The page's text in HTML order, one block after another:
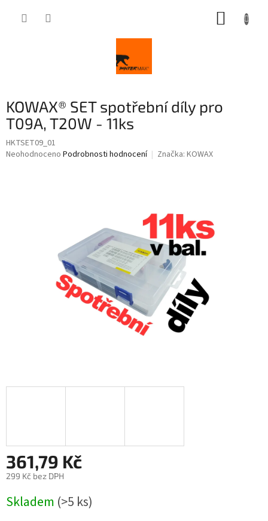
KOWAX® SET spotřební díly pro
T09A, T20W - 11ks
HKTSET09_01
Průměrné
Neohodnoceno Podrobnosti hodnocení Značka: KOWAX
361,79 Kč
299 Kč bez DPH
cena:
Skladem (>5 ks)